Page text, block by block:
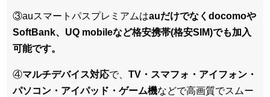
③auスマートパスプレミアムはauだけでなくdocomoや
SoftBank、UQ mobileなど格安携帯(格安SIM)でも加入
可能です。
④マルチデバイス対応で、 TV・スマフォ・アイフォン・
パソコン・アイパッド・ゲーム機などで高画質でスムー